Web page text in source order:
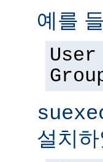
예를
User
설치